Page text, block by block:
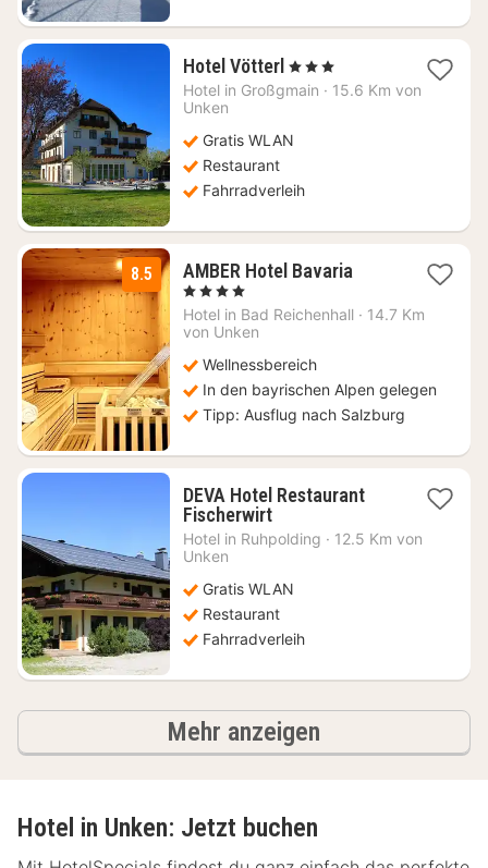
Hotel Vötterl 1
Nacht
€
, 3 Sterne
Hotel in Großgmain · 15.6 Km von
Unken
Gratis WLAN
Restaurant
Fahrradverleih
8.5 AMBER Hotel Bavaria1
ab
, 4 Sterne
Hotel in Bad Reichenhall · 14.7 Km
von Unken
Wellnessbereich
In den bayrischen Alpen gelegen
Tipp: Ausflug nach Salzburg
DEVA Hotel Restaurant
Fischerwirt1
Nacht
ab
€
Hotel in Ruhpolding · 12.5 Km von
Unken
Gratis WLAN
Restaurant
Fahrradverleih
Mehr anzeigen
Hotel in Unken: Jetzt buchen